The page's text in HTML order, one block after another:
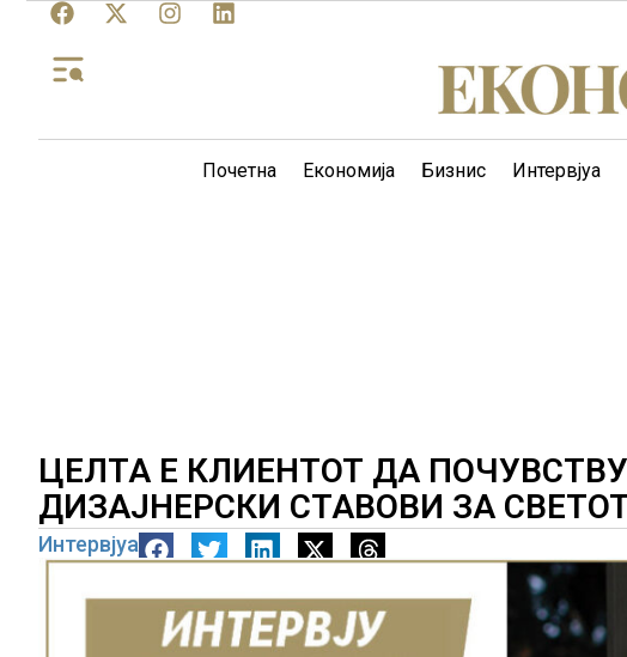
Почетна Економија Бизнис Интервјуа
ЦЕЛТА Е КЛИЕНТОТ ДА
ДИЗАЈНЕРСКИ СТАВОВИ ЗА
Интервјуа